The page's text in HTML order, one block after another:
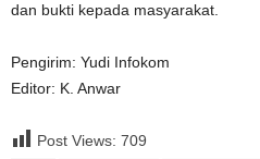
dan bukti kepada masyarakat.
Pengirim: Yudi Infokom
Editor: K. Anwar
Post Views: 709